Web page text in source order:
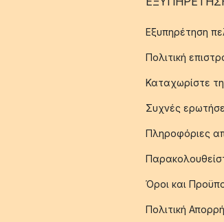
Εξυπηρέτηση
Πολιτική
Καταχωρίστε
Συχνές
Πληροφόριες
Όροι και
Πολιτική